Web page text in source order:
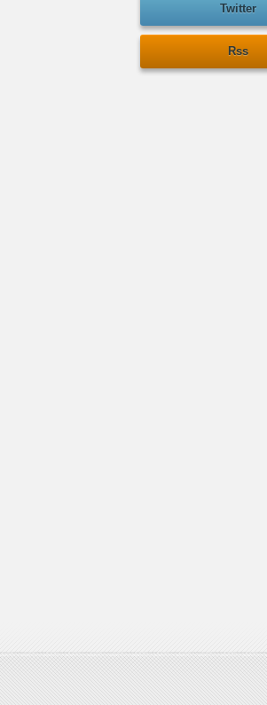
Twitter
Rss